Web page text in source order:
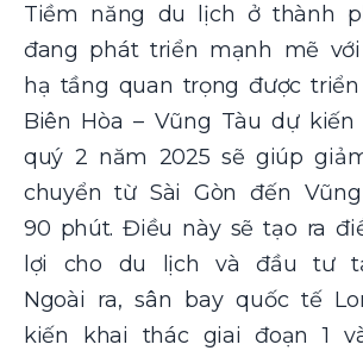
Tiềm năng du lịch ở thành
đang phát triển mạnh mẽ
hạ tầng quan trọng được triển
Biên Hòa – Vũng Tàu dự
quý 2 năm 2025 sẽ giúp
chuyển từ Sài Gòn đến
90 phút. Điều này sẽ tạo ra
lợi cho du lịch và đầu tư
Ngoài ra, sân bay quốc tế
kiến khai thác giai đoạn 1